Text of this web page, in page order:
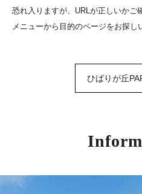
恐れ入りますが、URLが正しいかご
メニューから目的のページをお探し
ひばりが丘